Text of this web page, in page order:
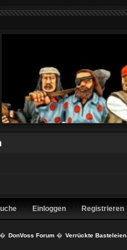
Einloggen Registrieren
DonVoss Forum� Verrückte Basteleien